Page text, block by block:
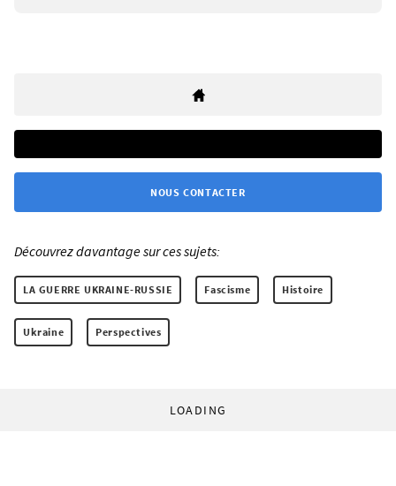
NOUS CONTACTER
Découvrez davantage sur ces sujets:
LA GUERRE UKRAINE-RUSSIE Fascisme Histoire
Ukraine Perspectives
LOADING